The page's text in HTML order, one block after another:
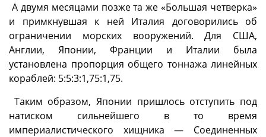
А двумя месяцами позже та же «Большая четверка»
и примкнувшая к ней Италия договорились об
ограничении морских вооружений. Для США,
Англии, Японии, Франции и Италии была
установлена пропорция общего тоннажа линейных
кораблей: 5:5:3:1,75:1,75.
Таким образом, Японии пришлось отступить под
натиском сильнейшего в то время
империалистического хищника — Соединенных